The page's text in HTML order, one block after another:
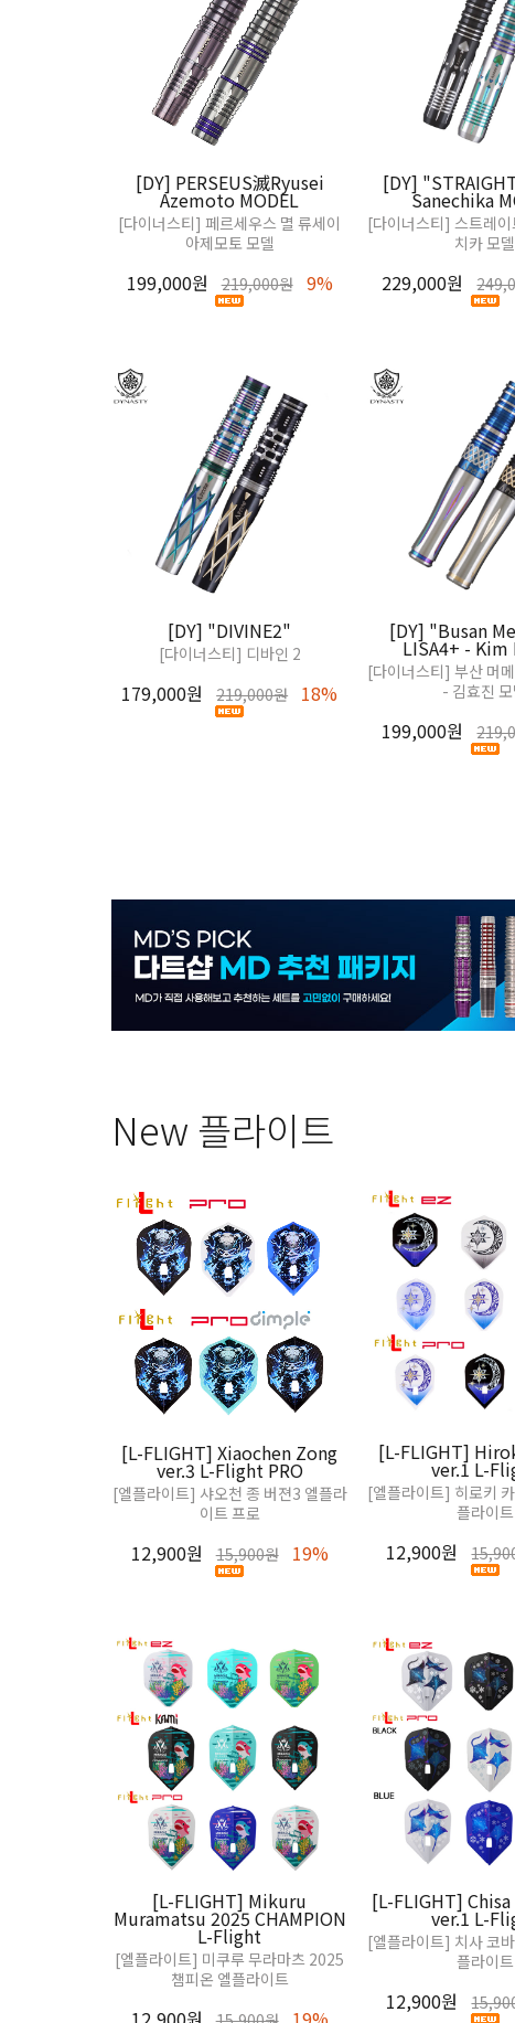
[DY] PERSEUS滅Ryusei
Azemoto MODEL
[다이너스티] 페르세우스 멸 류세이
아제모토 모델
199,000원 219,000원 9%
[DY]
Sanechika
[다이너스티] 스트레이
치카 모델
229,000원
[DY] "DIVINE2"
[다이너스티] 디바인 2
179,000원 219,000원 18%
[DY] "Busan
LISA4+ -
[다이너스티] 부산 머
- 김효진 모
199,000원
New 플라이트
[L-FLIGHT] Xiaochen Zong
ver.3 L-Flight PRO
[엘플라이트] 샤오천 종 버젼3 엘플라
이트 프로
12,900원 15,900원 19%
[L-FLIGHT]
ver.1 L-
[엘플라이트] 히로키
플라이트
12,900원
[L-FLIGHT] Mikuru
Muramatsu 2025 CHAMPION
L-Flight
[엘플라이트] 미쿠루 무라마츠 2025
챔피온 엘플라이트
[L-FLIGHT]
ver.1 L-
[엘플라이트] 치사 코
플라이트
12,900원